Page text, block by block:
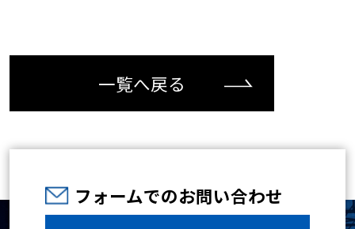
一覧へ戻る
フォームでのお問い合わせ